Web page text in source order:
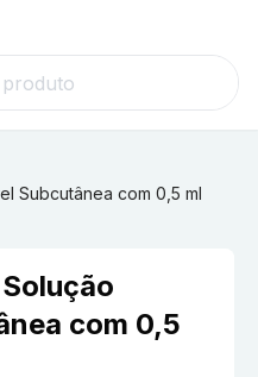
Subcutânea com 0,5 ml
com 0,5